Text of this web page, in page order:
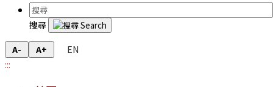
搜尋
A- A+
EN
:::